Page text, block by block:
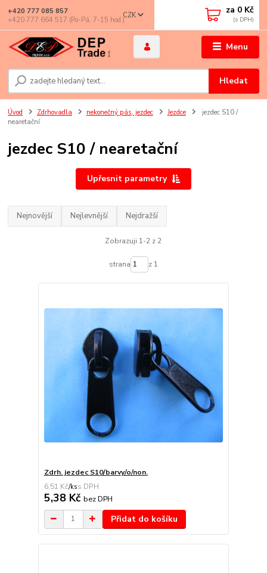
Menu
CZK
Hledat
+420 777 085 857
+420 777 664 517 (Po-Pá, 7-15 hod.)
za 0 Kč
Úvod Zdrhovadla nekonečný pás, jezdec Jezdce
jezdec S10 /
nearetační
jezdec S10 / nearetační
Upřesnit parametry
Nejnovější Nejlevnější Nejdražší
Zobrazuji 1-2 z 2
strana z 1
Zdrh. jezdec S10/barvy/o/non.
6,51 Kč/ks
5,38 Kč bez DPH
Přidat do košíku